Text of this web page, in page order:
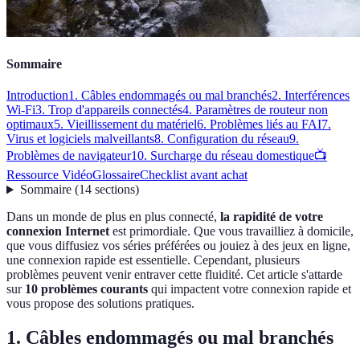
Sommaire
Introduction1. Câbles endommagés ou mal branchés2. Interférences
Wi-Fi3. Trop d'appareils connectés4. Paramètres de routeur non
optimaux5. Vieillissement du matériel6. Problèmes liés au FAI7.
Virus et logiciels malveillants8. Configuration du réseau9.
Problèmes de navigateur10. Surcharge du réseau domestique📺
Ressource VidéoGlossaireChecklist avant achat
Sommaire(14 sections)
Dans un monde de plus en plus connecté, la rapidité de votre
connexion Internetest primordiale. Que vous travailliez à domicile,
que vous diffusiez vos séries préférées ou jouiez à des jeux en ligne,
une connexion rapide est essentielle. Cependant, plusieurs
problèmes peuvent venir entraver cette fluidité. Cet article s'attarde
sur 10 problèmes courants qui impactent votre connexion rapide et
vous propose des solutions pratiques.
1. Câbles endommagés ou mal branchés